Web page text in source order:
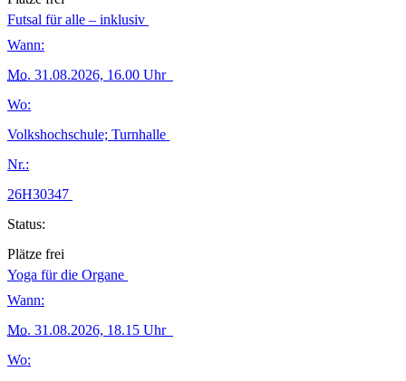
Futsal für alle – inklusiv
Wann:
Mo. 31.08.2026, 16.00 Uhr
Wo:
Volkshochschule; Turnhalle
Nr.:
26H30347
Status:
Plätze frei
Yoga für die Organe
Wann:
Mo. 31.08.2026, 18.15 Uhr
Wo: